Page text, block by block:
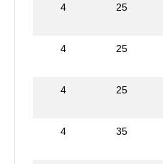
4 25
4 25
4 25
4 35